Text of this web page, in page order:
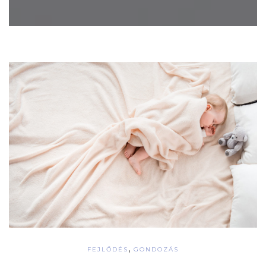
FEJLŐDÉS , GONDOZÁS